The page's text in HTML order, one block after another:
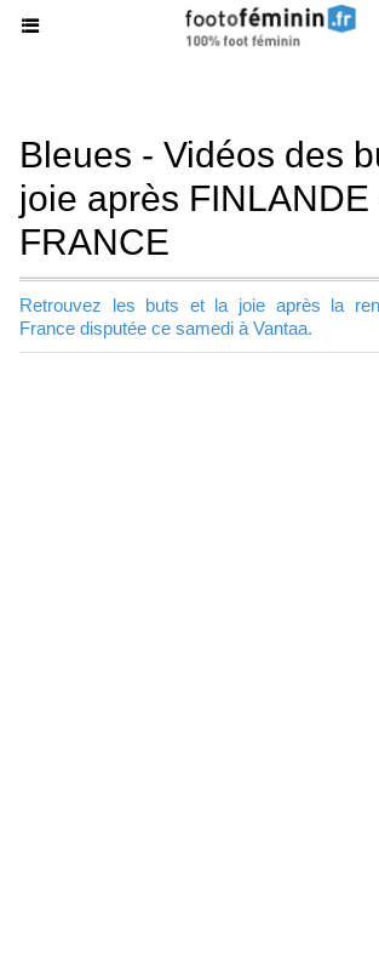
Bleues - Vidéos des
joie après FINLANDE
FRANCE
Retrouvez les buts et la joie après la
France disputée ce samedi à Vantaa.